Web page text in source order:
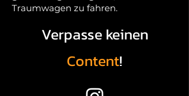
Traumwagen zu fahren.
Verpasse keinen
Content!